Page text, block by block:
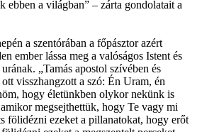
ebben a világban” – zárta gondolatait a
a szentórában a főpásztor azért
ember lássa meg a valóságos Istent és
„Tamás apostol szívében és
visszhangzott a szó: Én Uram, én
hogy életünkben olykor nekünk is
megsejthettük, hogy Te vagy mi
fölidézni ezeket a pillanatokat, hogy erőt